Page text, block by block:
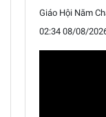
Giáo Hội Năm
02:34 08/08/